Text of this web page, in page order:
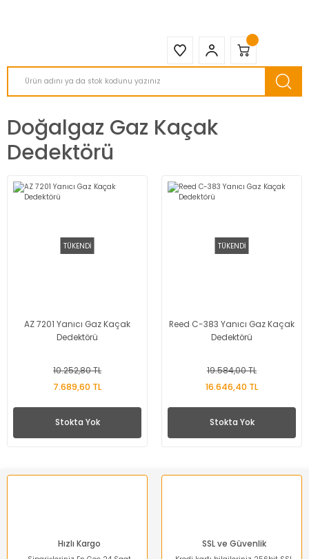
Doğalgaz Gaz Kaçak
Dedektörü
TÜKENDİ
AZ 7201 Yanıcı Gaz Kaçak
Dedektörü
10.252,80 TL
7.689,60 TL
Stokta Yok
TÜKENDİ
Reed C-383 Yanıcı Gaz Kaçak
Dedektörü
19.584,00 TL
16.646,40 TL
Stokta Yok
Hızlı Kargo SSL ve Güvenlik